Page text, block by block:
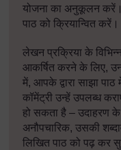
योजना का अनुकूलन करें।
पाठ को क्रियान्वित करें।
लेखन प्रक्रिया के
आकर्षित करने के लिए,
में, आपके द्वारा साझा पाठ
कॉमेंट्री उन्हें उपलब्ध
हो सकता है – उदाहरण
अनौपचारिक, उसकी
लिखित पाठ को पढ़ कर